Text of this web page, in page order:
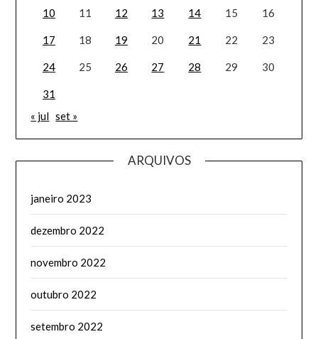
10 11 12 13 14 15 16
17 18 19 20 21 22 23
24 25 26 27 28 29 30
31
« jul set »
ARQUIVOS
janeiro 2023
dezembro 2022
novembro 2022
outubro 2022
setembro 2022